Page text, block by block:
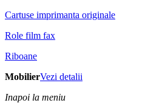
Cartuse imprimanta originale
Role film fax
Riboane
MobilierVezi detalii
Inapoi la meniu